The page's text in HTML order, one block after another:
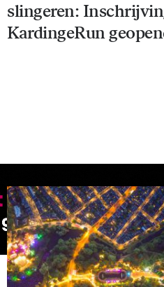
slingeren:
KardingeRun